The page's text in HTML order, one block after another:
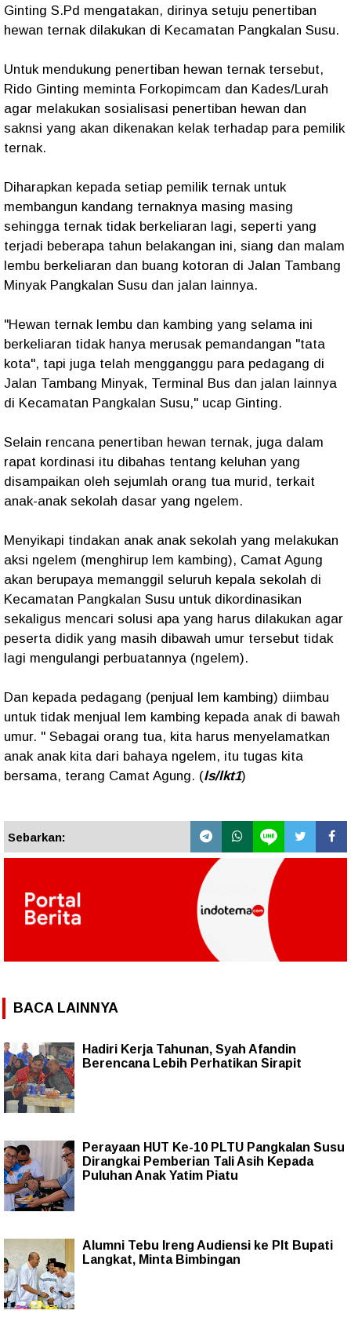
Ginting S.Pd mengatakan, dirinya setuju penertiban
hewan ternak dilakukan di Kecamatan Pangkalan Susu.
Untuk mendukung penertiban hewan ternak tersebut,
Rido Ginting meminta Forkopimcam dan Kades/Lurah
agar melakukan sosialisasi penertiban hewan dan
saknsi yang akan dikenakan kelak terhadap para pemilik
ternak.
Diharapkan kepada setiap pemilik ternak untuk
membangun kandang ternaknya masing masing
sehingga ternak tidak berkeliaran lagi, seperti yang
terjadi beberapa tahun belakangan ini, siang dan malam
lembu berkeliaran dan buang kotoran di Jalan Tambang
Minyak Pangkalan Susu dan jalan lainnya.
"Hewan ternak lembu dan kambing yang selama ini
berkeliaran tidak hanya merusak pemandangan "tata
kota", tapi juga telah mengganggu para pedagang di
Jalan Tambang Minyak, Terminal Bus dan jalan lainnya
di Kecamatan Pangkalan Susu," ucap Ginting.
Selain rencana penertiban hewan ternak, juga dalam
rapat kordinasi itu dibahas tentang keluhan yang
disampaikan oleh sejumlah orang tua murid, terkait
anak-anak sekolah dasar yang ngelem.
Menyikapi tindakan anak anak sekolah yang melakukan
aksi ngelem (menghirup lem kambing), Camat Agung
akan berupaya memanggil seluruh kepala sekolah di
Kecamatan Pangkalan Susu untuk dikordinasikan
sekaligus mencari solusi apa yang harus dilakukan agar
peserta didik yang masih dibawah umur tersebut tidak
lagi mengulangi perbuatannya (ngelem).
Dan kepada pedagang (penjual lem kambing) diimbau
untuk tidak menjual lem kambing kepada anak di bawah
umur. " Sebagai orang tua, kita harus menyelamatkan
anak anak kita dari bahaya ngelem, itu tugas kita
bersama, terang Camat Agung. (ls/lkt1)
Sebarkan:
BACA LAINNYA
Hadiri Kerja Tahunan, Syah Afandin
Berencana Lebih Perhatikan Sirapit
Perayaan HUT Ke-10 PLTU Pangkalan Susu
Dirangkai Pemberian Tali Asih Kepada
Puluhan Anak Yatim Piatu
Alumni Tebu Ireng Audiensi ke Plt Bupati
Langkat, Minta Bimbingan